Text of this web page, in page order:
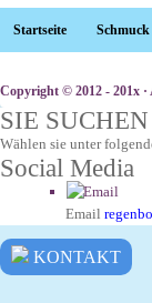
Startseite Schmuck
Copyright © 2012 - 201x
SIE
Wählen sie unter
Social Media
Email
KONTAKT